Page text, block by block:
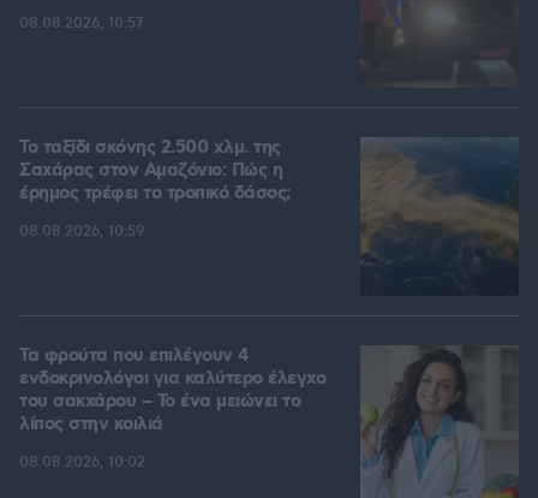
08.08.2026, 10:57
Το ταξίδι σκόνης 2.500 χλμ. της
Σαχάρας στον Αμαζόνιο: Πώς η
έρημος τρέφει το τροπικό δάσος;
08.08.2026, 10:59
Τα φρούτα που επιλέγουν 4
ενδοκρινολόγοι για καλύτερο έλεγχο
του σακχάρου – Το ένα μειώνει το
λίπος στην κοιλιά
08.08.2026, 10:02